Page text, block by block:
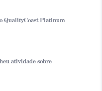
QualityCoast Platinum
atividade sobre